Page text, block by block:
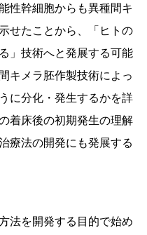
性幹細胞からも異種間キ
せたことから、「ヒトの
」技術へと発展する可能
キメラ胚作製技術によっ
に分化・発生するかを詳
着床後の初期発生の理解
療法の開発にも発展する
法を開発する目的で始め